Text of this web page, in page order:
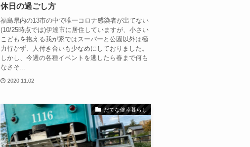
休日の過ごし方
福島県内の13市の中で唯一コロナ感染者が出てない
(10/25時点では)伊達市に居住していますが、小さい
こどもを抱える我が家ではスーパーと公園以外は極
力行かず、人付き合いも少なめにしておりました。
しかし、今週の各種イベントを逃したら春まで何も
なさそ...
2020.11.02
だてな健幸暮らし